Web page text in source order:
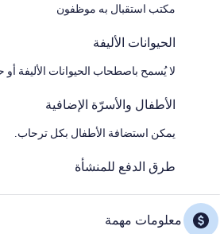
مكتب استقبال به موظفون
الحيوانات الأليفة
لا يُسمح باصطحاب الحيوانات الأليفة أو
الأطفال والأسرّة الإضافية
يمكن استضافة الأطفال بكل ترحاب.
طرق الدفع للمنشأة
معلومات مهمة